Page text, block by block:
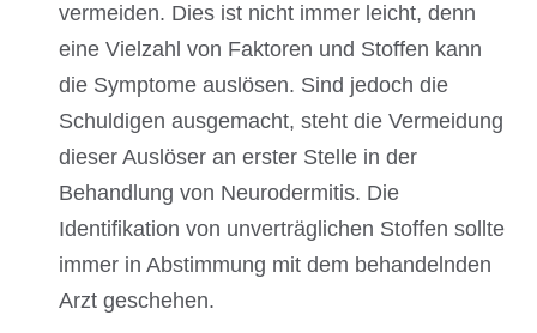
vermeiden. Dies ist nicht immer leicht, denn
eine Vielzahl von Faktoren und Stoffen kann
die Symptome auslösen. Sind jedoch die
Schuldigen ausgemacht, steht die Vermeidung
dieser Auslöser an erster Stelle in der
Behandlung von Neurodermitis. Die
Identifikation von unverträglichen Stoffen sollte
immer in Abstimmung mit dem behandelnden
Arzt geschehen.